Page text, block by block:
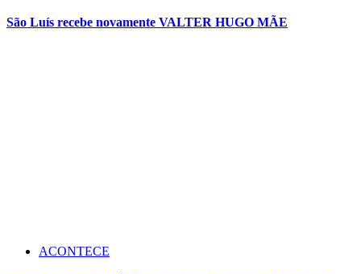
São Luís recebe novamente VALTER HUGO MÃE
ACONTECE